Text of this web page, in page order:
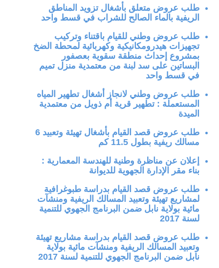
طلب عروض متعلق بأشغال تزويد المناطق
الريفية بالماء الصالح للشراب في قسط واحد
طلب عروض وطني للقيام باقتناء وتركيب
تجهيزات هيدرومكانيكية وكهربائية لمحطة الضخ
بمشروع إحداث منطقة سقوية بعصفور
البساتين على سد لبنة من معتمدية منزل تميم
في قسط واحد
طلب عروض وطني لانجاز أشغال تطهير المياه
المستعملة : تطهير قرية أم ذويل من معتمدية
الميدة
طلب عروض قصد القيام بأشغال تهيئة وتعبيد 6
مسالك ريفية بطول 11.5 كم
إعلان عن مناظرة وطنية للهندسة المعمارية :
بناء مقر الإدارة الجهوية للديوانة
طلب عروض قصد القيام بدراسة طبوغرافية
لمشاريع تهيئة وتعبيد المسالك الريفية ومنشآت
مائية بولاية نابل ضمن البرنامج الجهوي للتنمية
لسنة 2017
طلب عروض قصد القيام بدراسة مشاريع تهيئة
وتعبيد المسالك الريفية ومنشآت مائية بولاية
نابل ضمن البرنامج الجهوي للتنمية لسنة 2017